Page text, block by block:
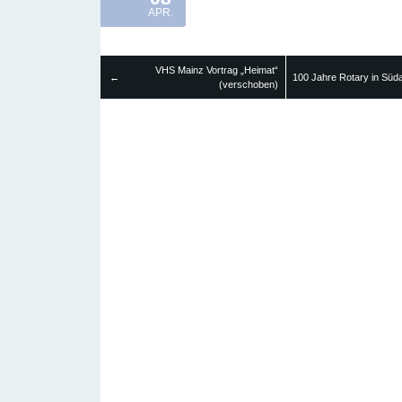
APR.
←
VHS Mainz Vortrag „Heimat“
(verschoben)
100 Jahre Rotary in